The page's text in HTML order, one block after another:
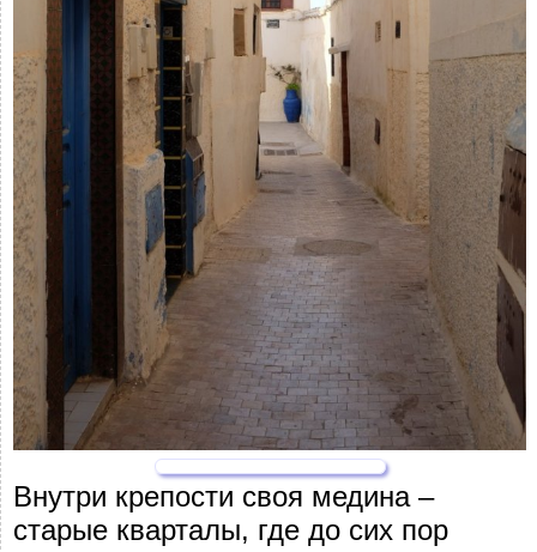
Внутри крепости своя медина –
старые кварталы, где до сих пор